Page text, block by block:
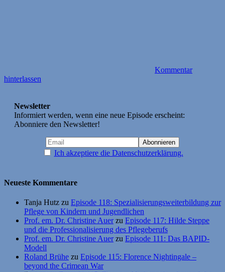
Kommentar
hinterlassen
Newsletter
Informiert werden, wenn eine neue Episode erscheint:
Abonniere den Newsletter!
Ich akzeptiere die Datenschutzerklärung.
Neueste Kommentare
Tanja Hutz zu Episode 118: Spezialisierungsweiterbildung zur
Pflege von Kindern und Jugendlichen
Prof. em. Dr. Christine Auerzu Episode 117: Hilde Steppe
und die Professionalisierung des Pflegeberufs
Prof. em. Dr. Christine Auerzu Episode 111: Das BAPID-
Modell
Roland Brühe zu Episode 115: Florence Nightingale –
beyond the Crimean War